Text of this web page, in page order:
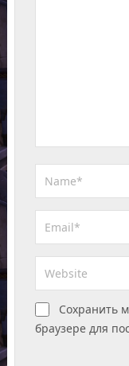
Сохранить
браузере для